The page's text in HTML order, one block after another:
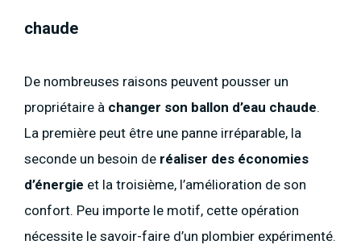
chaude
De nombreuses raisons peuvent pousser un
propriétaire à changer son ballon d’eau chaude.
La première peut être une panne irréparable, la
seconde un besoin de réaliser des économies
d’énergie et la troisième, l’amélioration de son
confort. Peu importe le motif, cette opération
nécessite le savoir-faire d’un plombier expérimenté.